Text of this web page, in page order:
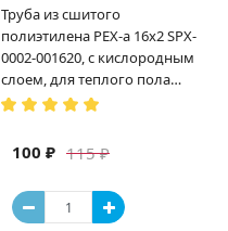
Труба из сшитого
полиэтилена PEX-a 16х2 SPX-
0002-001620, с кислородным
слоем, для теплого пола
(Испания)
115 ₽
100 ₽